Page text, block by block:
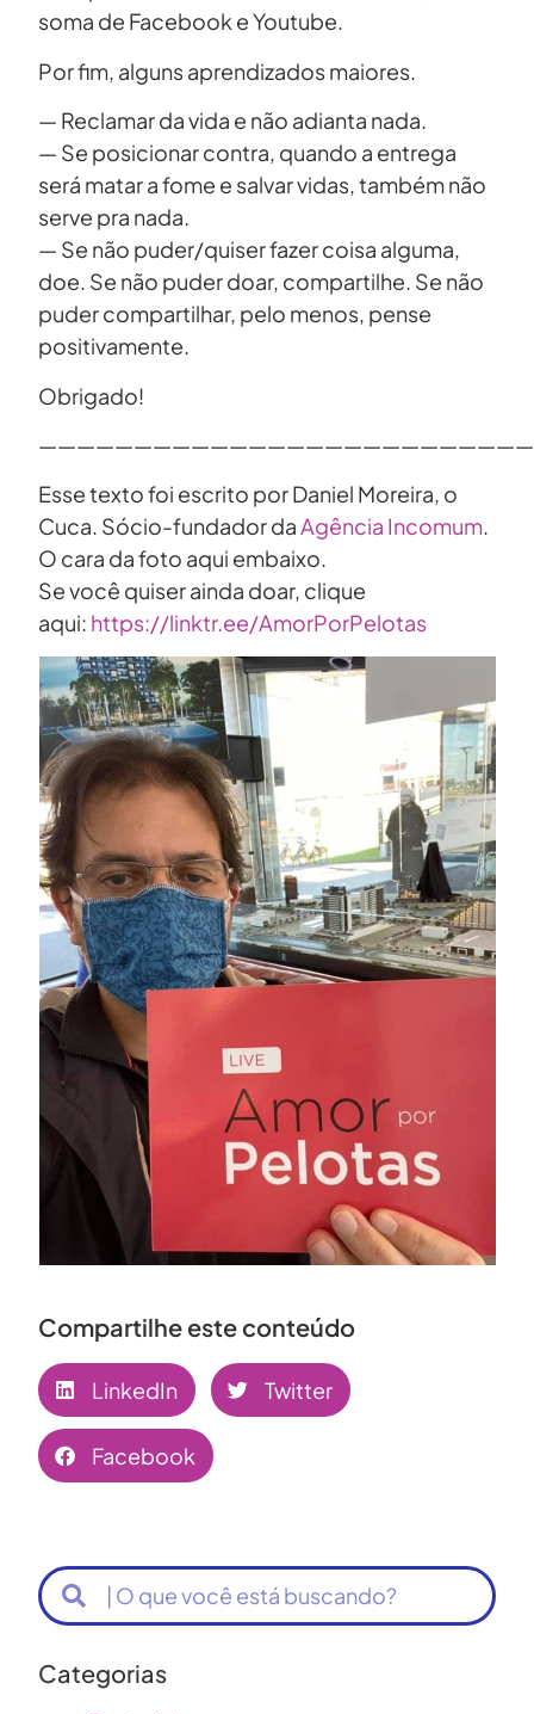
soma de Facebook e Youtube.
Por fim, alguns aprendizados maiores.
— Reclamar da vida e não adianta nada.
— Se posicionar contra, quando a entrega
será matar a fome e salvar vidas, também não
serve pra nada.
— Se não puder/quiser fazer coisa alguma,
doe. Se não puder doar, compartilhe. Se não
puder compartilhar, pelo menos, pense
positivamente.
Obrigado!
Esse texto foi escrito por Daniel Moreira, o
Cuca. Sócio-fundador daAgência Incomum.
O cara da foto aqui embaixo.
Se você quiser ainda doar, clique
aqui: https://linktr.ee/AmorPorPelotas
Compartilhe este conteúdo
LinkedIn Twitter
Facebook
Categorias